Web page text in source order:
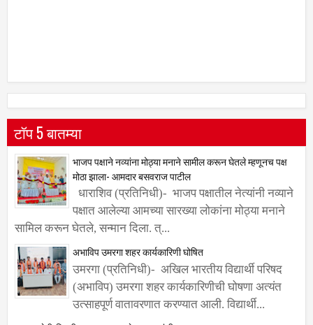
टॉप 5 बातम्या
भाजप पक्षाने नव्यांना मोठ्या मनाने सामील करून घेतले म्हणूनच पक्ष
मोठा झाला- आमदार बसवराज पाटील
धाराशिव (प्रतिनिधी)- भाजप पक्षातील नेत्यांनी नव्याने
पक्षात आलेल्या आमच्या सारख्या लोकांना मोठ्या मनाने
सामिल करून घेतले, सन्मान दिला. त्...
अभाविप उमरगा शहर कार्यकारिणी घोषित
उमरगा (प्रतिनिधी)- अखिल भारतीय विद्यार्थी परिषद
(अभाविप) उमरगा शहर कार्यकारिणीची घोषणा अत्यंत